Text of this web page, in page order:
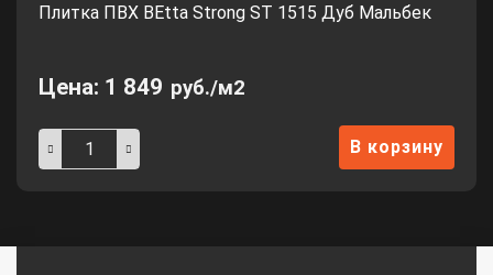
Плитка ПВХ BEtta Strong ST 1515 Дуб Мальбек
Цена: 1 849 руб./м2
В корзину